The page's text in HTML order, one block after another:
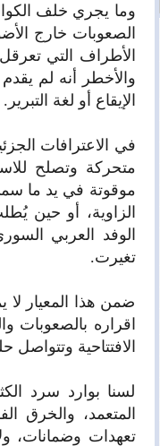
وما يجري خلف
الصعوبات خارج
الأطراف التي
والأخطر أنه لم
الإيقاع أو لغة التبرير.‏
في الاعترافات
متحركة وتصلح
موقوتة في يد ما
الزاوية، أو حين
الوفد العربي
تغيرت.‏
ضمن هذا المعيار لا
اقراره بالصعوبات
الافتتاحية وتتواصل
لسنا بوارد سرد
المتعمد، والخرق
تعهدات وضمانات،